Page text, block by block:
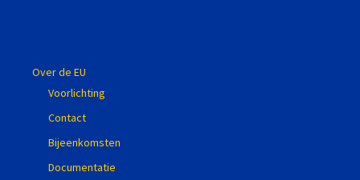
Over de EU
Voorlichting
Contact
Bijeenkomsten
Documentatie